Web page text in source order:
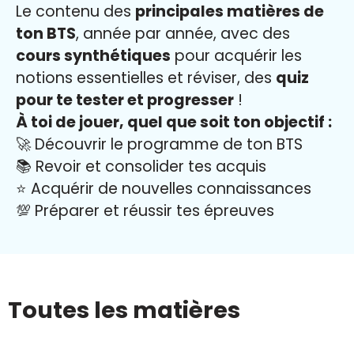
Le contenu des principales matières de
ton BTS, année par année, avec des
cours synthétiques pour acquérir les
notions essentielles et réviser, des quiz
pour te tester et progresser !
À toi de jouer, quel que soit ton objectif :
🚀 Découvrir le programme de ton BTS
📚 Revoir et consolider tes acquis
⭐️ Acquérir de nouvelles connaissances
💯 Préparer et réussir tes épreuves
Toutes les matières